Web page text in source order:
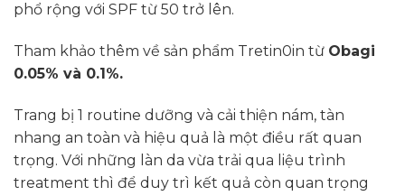
phổ rộng với SPF từ 50 trở lên.
Tham khảo thêm về sản phẩm Tretin0in từ Obagi
0.05% và 0.1%.
Trang bị 1 routine dưỡng và cải thiện nám, tàn
nhang an toàn và hiệu quả là một điều rất quan
trọng. Với những làn da vừa trải qua liệu trình
treatment thì để duy trì kết quả còn quan trọng